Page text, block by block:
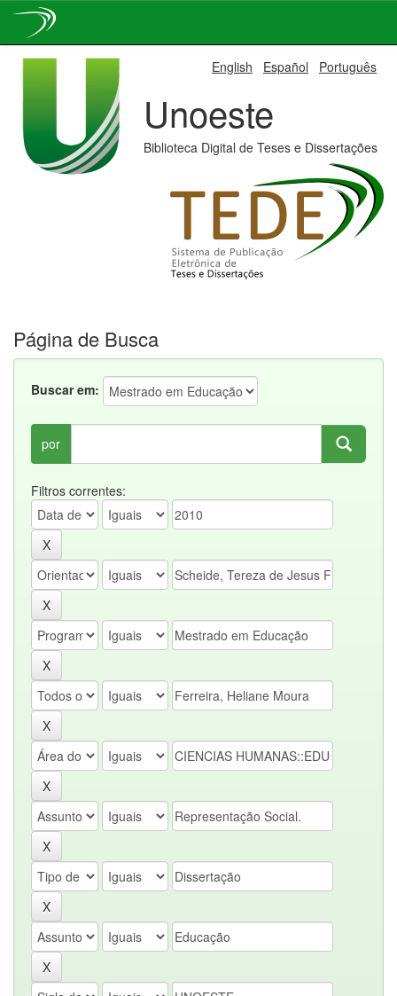
English Español Português
Unoeste
Biblioteca Digital de Teses e Dissertações
Página de Busca
Buscar em:
por
Filtros correntes: